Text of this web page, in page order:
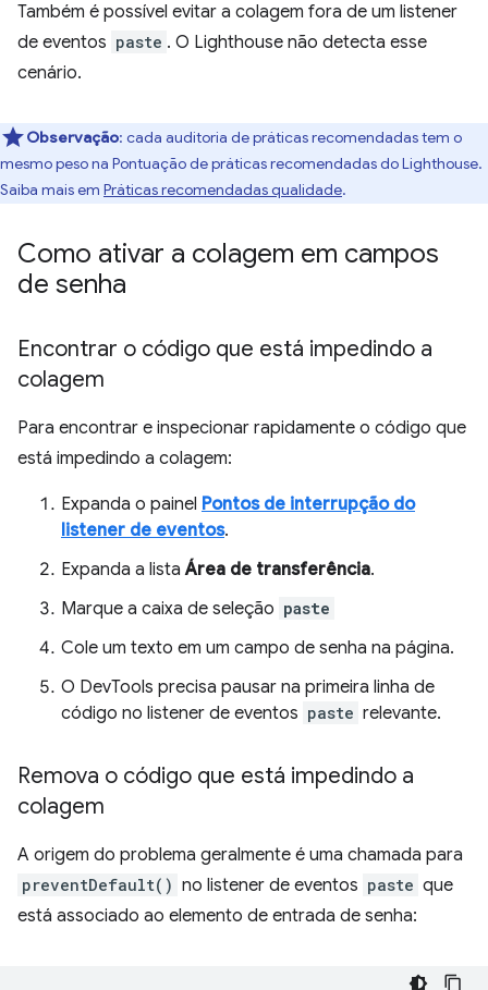
Também é possível evitar a colagem fora de um listener
de eventos paste . O Lighthouse não detecta esse
cenário.
Observação: cada auditoria de práticas recomendadas tem o
mesmo peso na Pontuação de práticas recomendadas do Lighthouse.
Saiba mais em Práticas recomendadas qualidade.
Como ativar a colagem em campos
de senha
Encontrar o código que está impedindo a
colagem
Para encontrar e inspecionar rapidamente o código que
está impedindo a colagem:
Expanda o painel Pontos de interrupção do
listener de eventos.
Expanda a listaÁrea de transferência.
Marque a caixa de seleção paste
Cole um texto em um campo de senha na página.
O DevTools precisa pausar na primeira linha de
código no listener de eventos paste relevante.
Remova o código que está impedindo a
colagem
A origem do problema geralmente é uma chamada para
preventDefault() no listener de eventos paste que
está associado ao elemento de entrada de senha: